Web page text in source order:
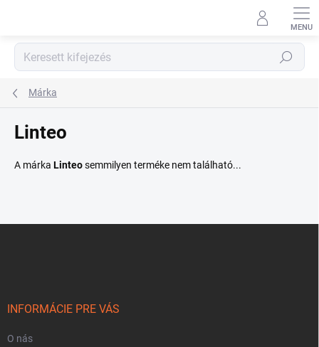
tartalomhoz
Keresés
Márka
Linteo
A márka Linteosemmilyen terméke nem található...
INFORMÁCIE PRE VÁS
O nás